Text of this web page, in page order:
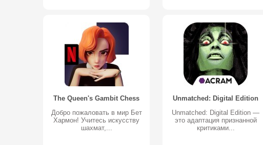
The Queen's Gambit Chess
Добро пожаловать в мир Бет
Хармон! Учитесь искусству
шахмат,...
Unmatched: Digital Edition
Unmatched: Digital Edition —
это адаптация признанной
критиками...